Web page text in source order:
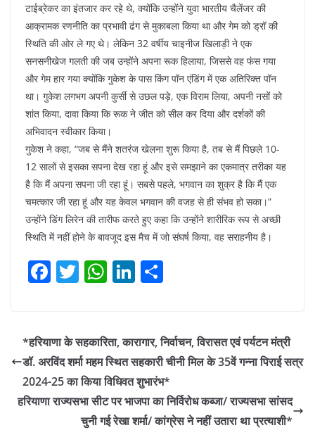
टाईब्रेकर का इंतजार कर रहे थे, क्योंकि उन्होंने युवा भारतीय चैलेंजर की
आक्रामक रणनीति का प्रभावी ढंग से मुकाबला किया था और गेम को ड्रॉ की
स्थिति की ओर ले गए थे। लेकिन 32 वर्षीय चाइनीज खिलाड़ी ने एक
सनसनीखेज गलती की जब उन्होंने अपना रूक हिलाया, जिससे वह फंस गया
और गेम हार गया क्योंकि गुकेश के पास किंग पॉन एंडिंग में एक अतिरिक्त पॉन
था। गुकेश लगभग अपनी कुर्सी से उछल पड़े, एक विराम लिया, अपनी नसों को
शांत किया, दावा किया कि रूक ने जीत को सील कर दिया और दर्शकों की
अभिवादन स्वीकार किया।
गुकेश ने कहा, “जब से मैंने शतरंज खेलना शुरू किया है, तब से मैं पिछले 10-
12 सालों से इसका सपना देख रहा हूं और इसे समझाने का एकमात्र तरीका यह
है कि मैं अपना सपना जी रहा हूं। सबसे पहले, भगवान का शुक्र है कि मैं एक
चमत्कार जी रहा हूं और यह केवल भगवान की वजह से ही संभव हो सका।”
उन्होंने डिंग लिरेन की तारीफ करते हुए कहा कि उन्होंने शारीरिक रूप से अच्छी
स्थिति में नहीं होने के बावजूद इस मैच में जो संघर्ष किया, वह सराहनीय है।
F
e
b
o
o
T
er
W
s
A
p
p
Li
e
dI
n
e
*हरियाणा के सहकारिता, कारागार, निर्वाचन, विरासत एवं पर्यटन मंत्री
डॉ. अरविंद शर्मा महम स्थित सहकारी चीनी मिल के 35वें गन्ना पिराई सत्र
2024-25 का किया विधिवत शुभारंभ*
हरियाणा राज्यसभा सीट पर भाजपा का निर्विरोध कब्जा/ राज्यसभा सांसद
चुनी गई रेखा शर्मा/ कांग्रेस ने नहीं उतारा था प्रत्याशी*